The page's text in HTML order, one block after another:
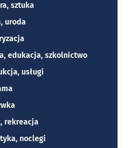
sztuka
uroda
edukacja, szkolnictwo
usługi
rekreacja
noclegi